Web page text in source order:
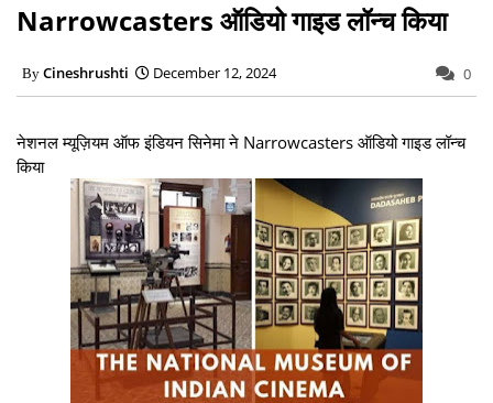
Narrowcasters ऑडियो गाइड लॉन्च किया
Cineshrushti December 12, 2024 0
नेशनल म्यूज़ियम ऑफ इंडियन सिनेमा ने Narrowcasters ऑडियो गाइड लॉन्च
किया